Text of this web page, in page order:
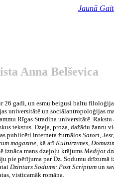
Jaunā
Anna Belševica
26 gadi, un esmu beigusi baltu
universitātē un sociālantropoloģijas
Rīgas Stradiņa universitātē. Rakstu
tekstus. Dzeja, proza, dažādu žanru
publicēti interneta žurnālos Satori, Jest
magazine, kā arī Kultūrzīmes,
iznāca mans dzejoļu krājums Medījot
pie pētījuma par Dz. Sodumu drīzumā
Dzintars Sodums: Post Scriptumun
visticamāk romāna.